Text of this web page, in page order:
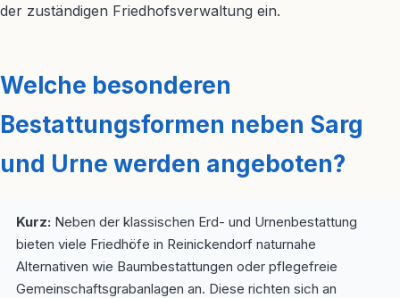
der zuständigen Friedhofsverwaltung ein.
Welche besonderen
Bestattungsformen neben Sarg
und Urne werden angeboten?
Kurz: Neben der klassischen Erd- und Urnenbestattung
bieten viele Friedhöfe in Reinickendorf naturnahe
Alternativen wie Baumbestattungen oder pflegefreie
Gemeinschaftsgrabanlagen an. Diese richten sich an